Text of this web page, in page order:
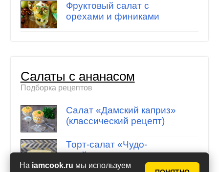
На iamcook.ru мы используем
Фруктовый салат с
орехами и финиками
Салаты с ананасом
Подборка рецептов
Салат «Дамский каприз»
(классический рецепт)
Торт-салат «Чудо-
слойка» с ананасом